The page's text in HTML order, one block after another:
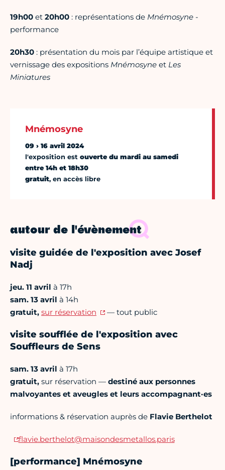
19h00 et 20h00 : représentations de Mnémosyne -
performance
20h30 : présentation du mois par l’équipe artistique et
vernissage des expositions Mnémosyne et Les
Miniatures
Mnémosyne
09 › 16 avril 2024
l'exposition est ouverte du mardi au samedi
entre 14h et 18h30
gratuit, en accès libre
autour de l'évènement
visite guidée de l'exposition avec Josef
Nadj
jeu. 11 avril à 17h
sam. 13 avril à 14h
gratuit, sur réservation — tout public
visite soufflée de l'exposition avec
Souffleurs de Sens
sam. 13 avril à 17h
gratuit, sur réservation — destiné aux personnes
malvoyantes et aveugles et leurs accompagnant·es
informations & réservation auprès de Flavie Berthelot
flavie.berthelot@maisondesmetallos.paris
[performance] Mnémosyne